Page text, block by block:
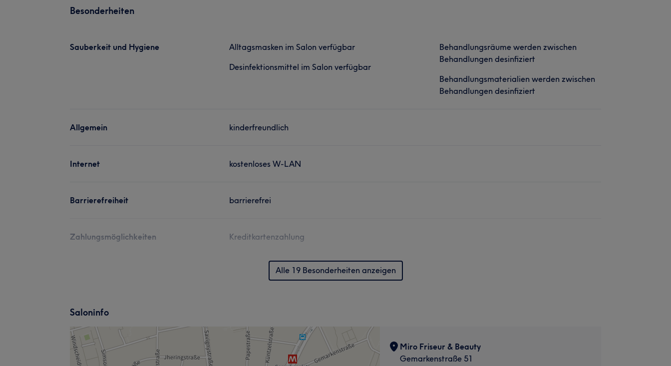
Besonderheiten
Sauberkeit und Hygiene
Alltagsmasken im Salon verfügbar
Desinfektionsmittel im Salon verfügbar
Behandlungsräume werden zwischen
Behandlungen desinfiziert
Behandlungsmaterialien werden zwischen
Behandlungen desinfiziert
Allgemein kinderfreundlich
Internet kostenloses W-LAN
Barrierefreiheit barrierefrei
Zahlungsmöglichkeiten Kreditkartenzahlung
Alle 19 Besonderheiten anzeigen
Saloninfo
Miro Friseur & Beauty
Gemarkenstraße 51